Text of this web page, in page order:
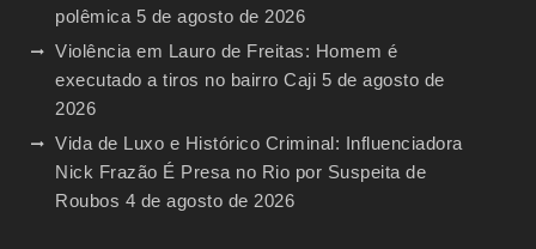
polêmica 5 de agosto de 2026
Violência em Lauro de Freitas: Homem é
executado a tiros no bairro Caji 5 de agosto de
2026
Vida de Luxo e Histórico Criminal: Influenciadora
Nick Frazão É Presa no Rio por Suspeita de
Roubos 4 de agosto de 2026